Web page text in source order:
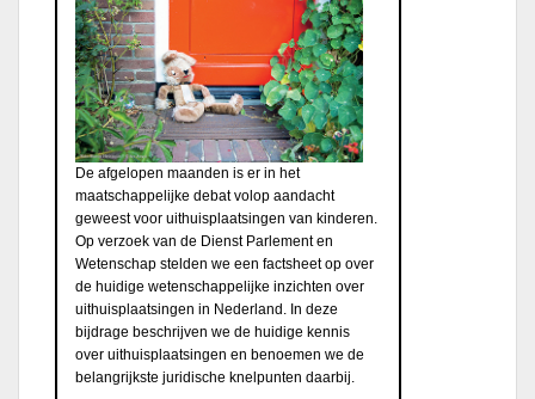
De afgelopen maanden is er in het
maatschappelijke debat volop aandacht
geweest voor uithuisplaatsingen van kinderen.
Op verzoek van de Dienst Parlement en
Wetenschap stelden we een factsheet op over
de huidige wetenschappelijke inzichten over
uithuisplaatsingen in Nederland. In deze
bijdrage beschrijven we de huidige kennis
over uithuisplaatsingen en benoemen we de
belangrijkste juridische knelpunten daarbij.